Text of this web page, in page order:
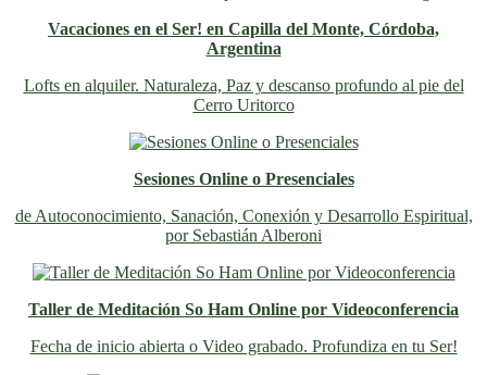
Vacaciones en el Ser! en Capilla del Monte, Córdoba,
Argentina
Lofts en alquiler. Naturaleza, Paz y descanso profundo al pie del
Cerro Uritorco
Sesiones Online o Presenciales
de Autoconocimiento, Sanación, Conexión y Desarrollo Espiritual,
por Sebastián Alberoni
Taller de Meditación So Ham Online por Videoconferencia
Fecha de inicio abierta o Video grabado. Profundiza en tu Ser!